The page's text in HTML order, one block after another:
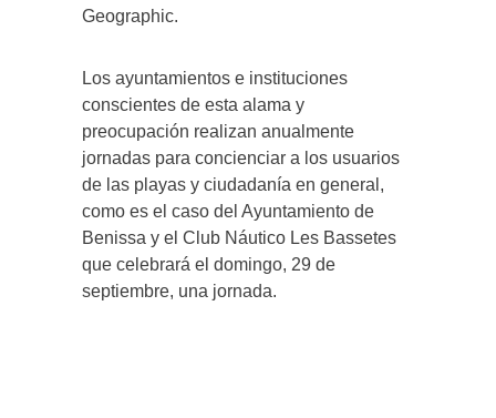
Geographic.
Los ayuntamientos e instituciones
conscientes de esta alama y
preocupación realizan anualmente
jornadas para concienciar a los usuarios
de las playas y ciudadanía en general,
como es el caso del Ayuntamiento de
Benissa y el Club Náutico Les Bassetes
que celebrará el domingo, 29 de
septiembre, una jornada.